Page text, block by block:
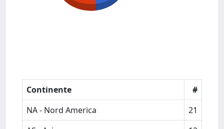
Continente
#
NA - Nord America
21